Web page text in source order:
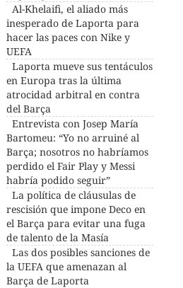
Al-Khelaifi, el aliado más
inesperado de Laporta para
hacer las paces con Nike y
UEFA
Laporta mueve sus tentáculos
en Europa tras la última
atrocidad arbitral en contra
del Barça
Entrevista con Josep María
Bartomeu: “Yo no arruiné al
Barça; nosotros no habríamos
perdido el Fair Play y Messi
habría podido seguir”
La política de cláusulas de
rescisión que impone Deco en
el Barça para evitar una fuga
de talento de la Masía
Las dos posibles sanciones de
la UEFA que amenazan al
Barça de Laporta